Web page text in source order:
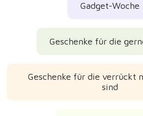
Gadget-Woche
Geschenke für die
Geschenke für die verrückt
sind